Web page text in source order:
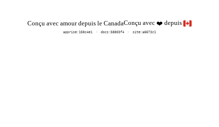
Conçu avec amour depuis le CanadaConçu avec ❤️ depuis
apprise:158c4e1 docs:58803f4 site:a6673c1